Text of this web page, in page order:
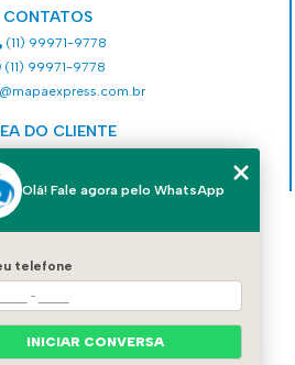
CONTATOS
(11) 99971-9778
(11) 99971-9778
DO CLIENTE
QUEM SOMOS
CONTATO
Olá! Fale agora pelo WhatsApp
telefone
INICIAR CONVERSA